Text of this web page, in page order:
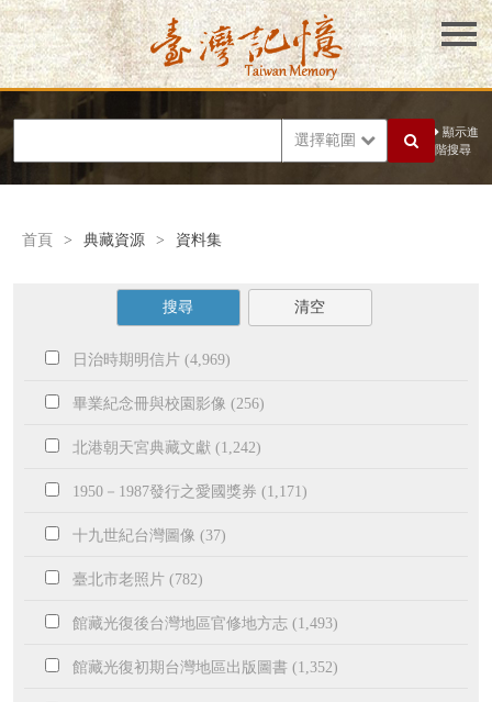
選擇範圍
顯示進
階搜尋
首頁 > 典藏資源 > 資料集
搜尋 清空
日治時期明信片 (4,969)
畢業紀念冊與校園影像 (256)
北港朝天宮典藏文獻 (1,242)
1950－1987發行之愛國獎券 (1,171)
十九世紀台灣圖像 (37)
臺北市老照片 (782)
館藏光復後台灣地區官修地方志 (1,493)
館藏光復初期台灣地區出版圖書 (1,352)